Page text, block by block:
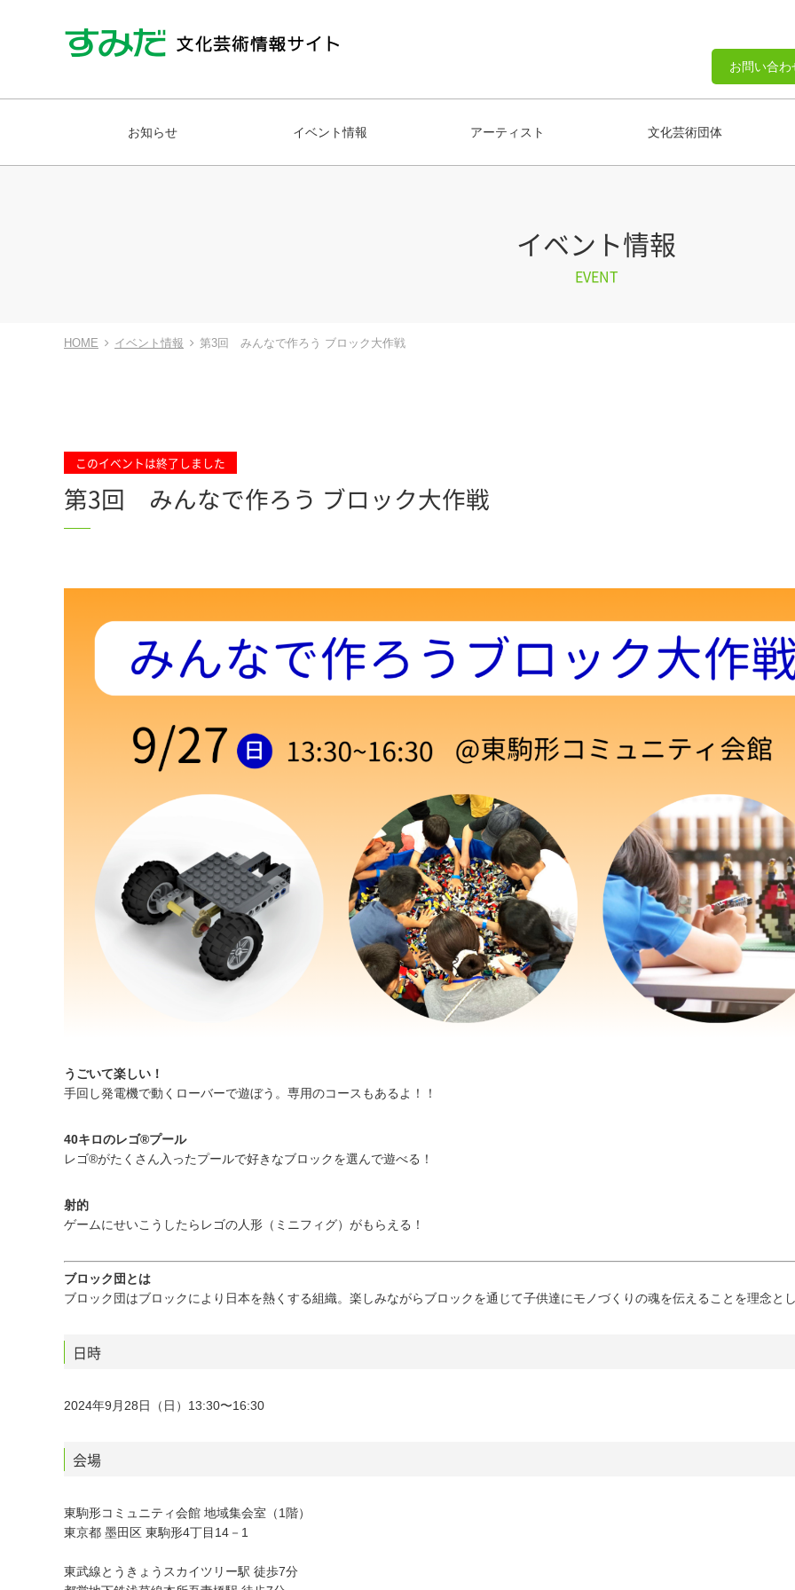
お問い合わ
お知らせ イベント情報 アーティスト 文化芸術団体
イベント情報
EVENT
HOME イベント情報 第3回 みんなで作ろう ブロック大作戦
このイベントは終了しました
第3回 みんなで作ろう ブロック大作戦
うごいて楽しい！
手回し発電機で動くローバーで遊ぼう。専用のコースもあるよ！！
40キロのレゴ®️プール
レゴ®がたくさん入ったプールで好きなブロックを選んで遊べる！
射的
ゲームにせいこうしたらレゴの人形（ミニフィグ）がもらえる！
ブロック団とは
ブロック団はブロックにより日本を熱くする組織。楽しみながらブロックを通じて子供達にモノづくりの魂を伝えることを理念と
日時
2024年9月28日（日）13:30〜16:30
会場
東駒形コミュニティ会館 地域集会室（1階）
東京都 墨田区 東駒形4丁目14－1
東武線とうきょうスカイツリー駅 徒歩7分